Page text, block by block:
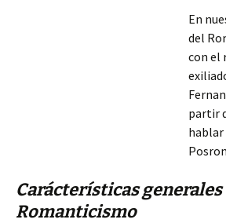
En
del
con el
partir
hablar
Carácterísticas generales
Romanticismo